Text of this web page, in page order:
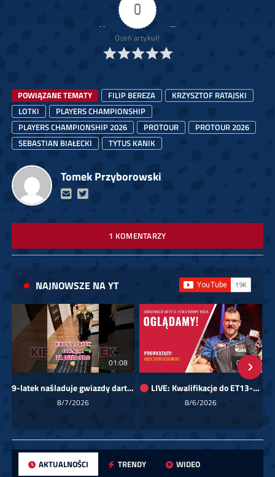
0
Oceń artykuł!
POWIĄZANE TEMATY FILIP BEREZA
KRZYSZTOF RATAJSKI
LOTKI
PLAYERS CHAMPIONSHIP
PLAYERS CHAMPIONSHIP 2026
PROTOUR
PROTOUR 2026
SEBASTIAN BIAŁECKI
TYTUS KANIK
Tomek Przyborowski
1 KOMENTARZY
NAJNOWSZE NA YT
01:08
9-latek naśladuje gwiazdy darta!
8/7/2026
00:00
LIVE: Kwalifikacje do ET13-14 dla Europy Wschodniej
8/6/2026
AKTUALNOŚCI TRENDY WIDEO